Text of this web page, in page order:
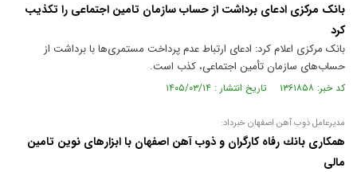
بانک مرکزی ادعای برداشت از حساب سازمان تامین اجتماعی را تکذیب
کرد
بانک مرکزی اعلام کرد: ادعای ارتباط عدم پرداخت مستمری‌ها با برداشت از
حساب‌های سازمان تأمین اجتماعی، کذب است.
کد خبر: ۱۳۶۱۸۵۸ تاریخ انتشار : ۱۴۰۵/۰۳/۱۴
مدیرعامل ذوب آهن اصفهان خبرداد:
همكاری بانك رفاه كارگران و ذوب آهن اصفهان با ابزارهای نوین تامین
مالی